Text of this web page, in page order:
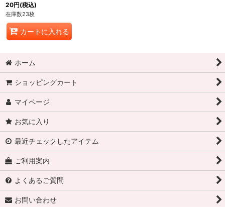
20円(税込)
在庫数23枚
カートに入れる
ホーム
ショッピングカート
マイページ
お気に入り
最近チェックしたアイテム
ご利用案内
よくあるご質問
お問い合わせ